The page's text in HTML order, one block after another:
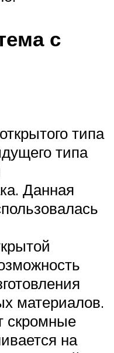
с
типа
типа
Данная
материалов.
скромные
на